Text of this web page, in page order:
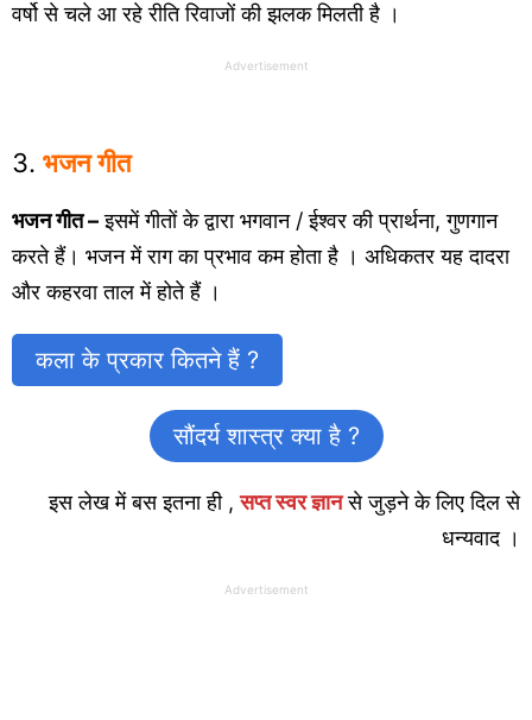
वर्षो से चले आ रहे रीति रिवाजों की झलक मिलती है ।
Advertisement
3. भजन गीत
भजन गीत –इसमें गीतों के द्वारा भगवान / ईश्वर की प्रार्थना, गुणगान
करते हैं। भजन में राग का प्रभाव कम होता है । अधिकतर यह दादरा
और कहरवा ताल में होते हैं ।
कला के प्रकार कितने हैं ?
सौंदर्य शास्त्र क्या है ?
इस लेख में बस इतना ही ,सप्त स्वर ज्ञानसे जुड़ने के लिए दिल से
धन्यवाद ।
Advertisement